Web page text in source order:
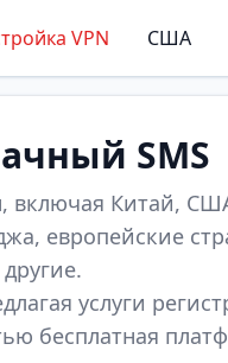
VPN США
SMS
включая Китай,
европейские
услуги
бесплатная